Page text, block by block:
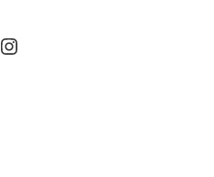
Instagram